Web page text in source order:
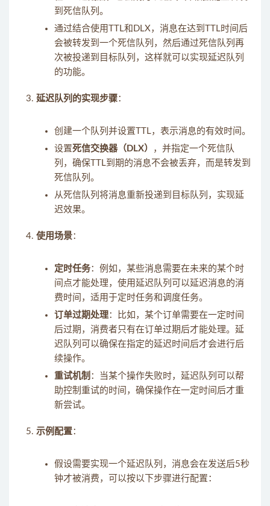
到死信队列。
通过结合使用TTL和DLX，消息在达到TTL时间后
会被转发到一个死信队列，然后通过死信队列再
次被投递到目标队列，这样就可以实现延迟队列
的功能。
延迟队列的实现步骤：
创建一个队列并设置TTL，表示消息的有效时间。
设置死信交换器（DLX）
，并指定一个死信队
列，确保TTL到期的消息不会被丢弃，而是转发到
死信队列。
从死信队列将消息重新投递到目标队列，实现延
迟效果。
使用场景：
定时任务：例如，某些消息需要在未来的某个时
间点才能处理，使用延迟队列可以延迟消息的消
费时间，适用于定时任务和调度任务。
订单过期处理：比如，某个订单需要在一定时间
后过期，消费者只有在订单过期后才能处理。延
迟队列可以确保在指定的延迟时间后才会进行后
续操作。
重试机制 ：当某个操作失败时，延迟队列可以帮
助控制重试的时间，确保操作在一定时间后才重
新尝试。
示例配置：
假设需要实现一个延迟队列，消息会在发送后5秒
钟才被消费，可以按以下步骤进行配置：